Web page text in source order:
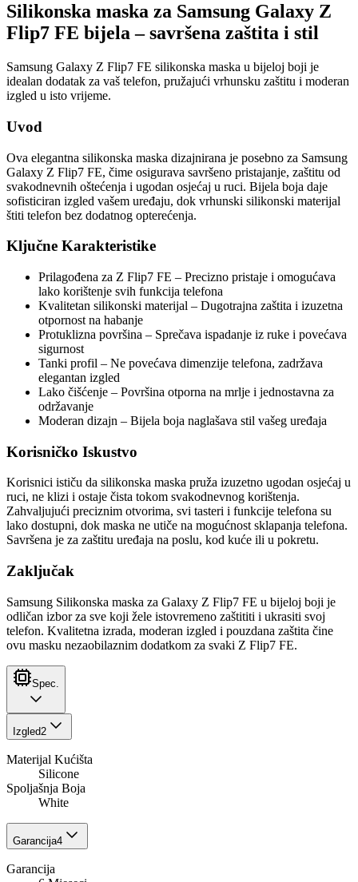
Silikonska maska za Samsung Galaxy Z
Flip7 FE bijela – savršena zaštita i stil
Samsung Galaxy Z Flip7 FE silikonska maska u bijeloj boji je
idealan dodatak za vaš telefon, pružajući vrhunsku zaštitu i moderan
izgled u isto vrijeme.
Uvod
Ova elegantna silikonska maska dizajnirana je posebno za Samsung
Galaxy Z Flip7 FE, čime osigurava savršeno pristajanje, zaštitu od
svakodnevnih oštećenja i ugodan osjećaj u ruci. Bijela boja daje
sofisticiran izgled vašem uređaju, dok vrhunski silikonski materijal
štiti telefon bez dodatnog opterećenja.
Ključne Karakteristike
Prilagođena za Z Flip7 FE – Precizno pristaje i omogućava
lako korištenje svih funkcija telefona
Kvalitetan silikonski materijal – Dugotrajna zaštita i izuzetna
otpornost na habanje
Protuklizna površina – Sprečava ispadanje iz ruke i povećava
sigurnost
Tanki profil – Ne povećava dimenzije telefona, zadržava
elegantan izgled
Lako čišćenje – Površina otporna na mrlje i jednostavna za
održavanje
Moderan dizajn – Bijela boja naglašava stil vašeg uređaja
Korisničko Iskustvo
Korisnici ističu da silikonska maska pruža izuzetno ugodan osjećaj u
ruci, ne klizi i ostaje čista tokom svakodnevnog korištenja.
Zahvaljujući preciznim otvorima, svi tasteri i funkcije telefona su
lako dostupni, dok maska ne utiče na mogućnost sklapanja telefona.
Savršena je za zaštitu uređaja na poslu, kod kuće ili u pokretu.
Zaključak
Samsung Silikonska maska za Galaxy Z Flip7 FE u bijeloj boji je
odličan izbor za sve koji žele istovremeno zaštititi i ukrasiti svoj
telefon. Kvalitetna izrada, moderan izgled i pouzdana zaštita čine
ovu masku nezaobilaznim dodatkom za svaki Z Flip7 FE.
Spec.
Izgled2
Materijal Kućišta
Silicone
Spoljašnja Boja
White
Garancija4
Garancija